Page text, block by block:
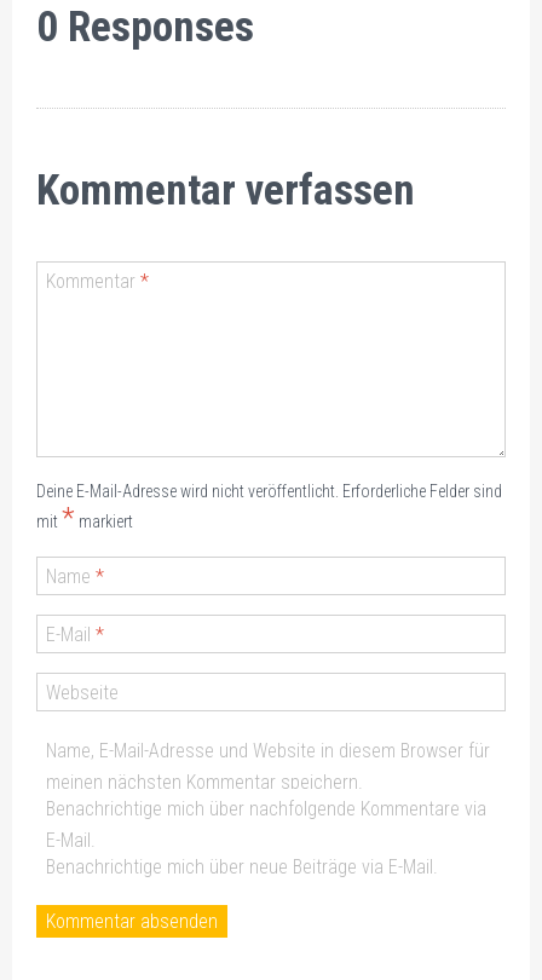
0 Responses
Kommentar verfassen
Kommentar *
Deine E-Mail-Adresse wird nicht veröffentlicht. Erforderliche Felder sind
mit * markiert
Name *
E-Mail *
Webseite
Name, E-Mail-Adresse und Website in diesem Browser für
meinen nächsten Kommentar speichern.
Benachrichtige mich über nachfolgende Kommentare via
E-Mail.
Benachrichtige mich über neue Beiträge via E-Mail.